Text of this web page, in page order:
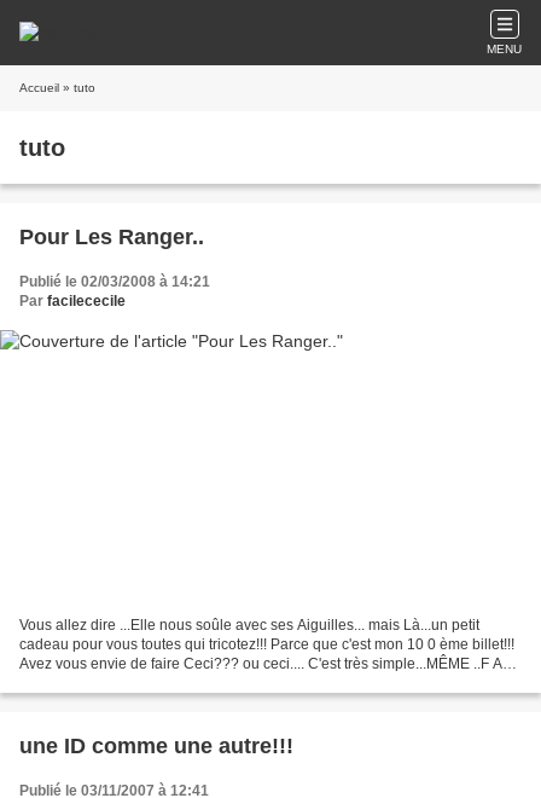
MENU
Accueil » tuto
tuto
Pour Les Ranger..
Publié le 02/03/2008 à 14:21
Par facilececile
Vous allez dire ...Elle nous soûle avec ses Aiguilles... mais Là...un petit
cadeau pour vous toutes qui tricotez!!! Parce que c'est mon 10 0 ème billet!!!
Avez vous envie de faire Ceci??? ou ceci.... C'est très simple...MÊME ..F A
une ID comme une autre!!!
Publié le 03/11/2007 à 12:41